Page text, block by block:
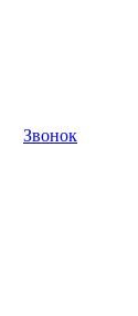
Звонок